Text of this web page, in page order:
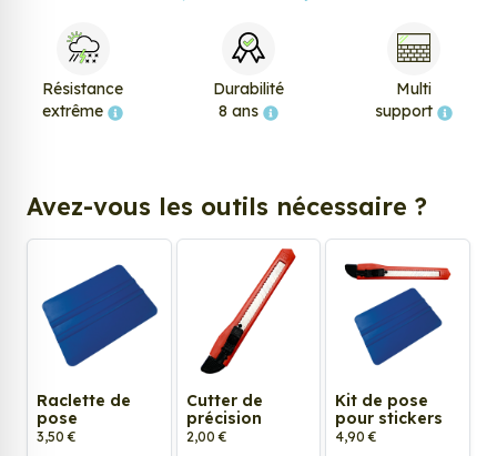
Résistance
extrême
Durabilité
8 ans
Multi
support
Avez-vous les outils nécessaire ?
Raclette de
pose
3,50 €
Cutter de
précision
2,00 €
Kit de pose
pour stickers
4,90 €